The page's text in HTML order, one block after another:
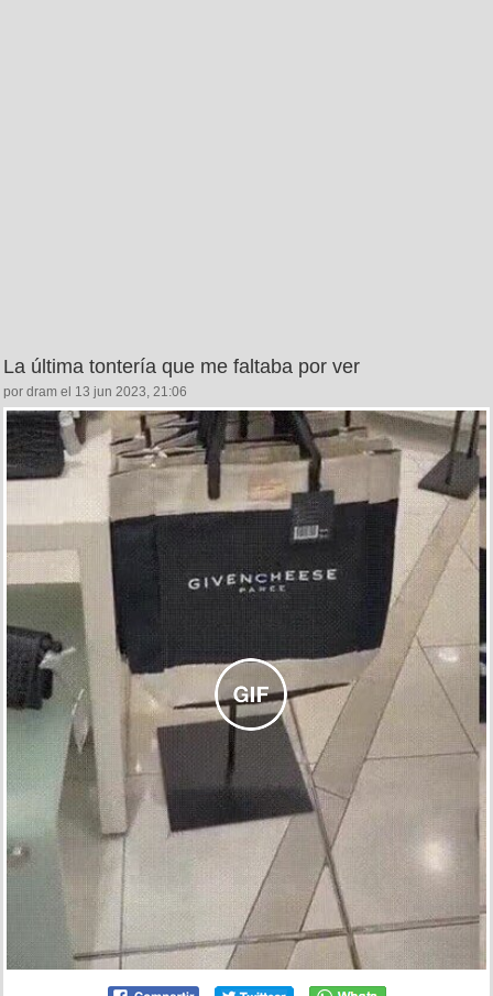
La última tontería que me faltaba por ver
por dram el 13 jun 2023, 21:06